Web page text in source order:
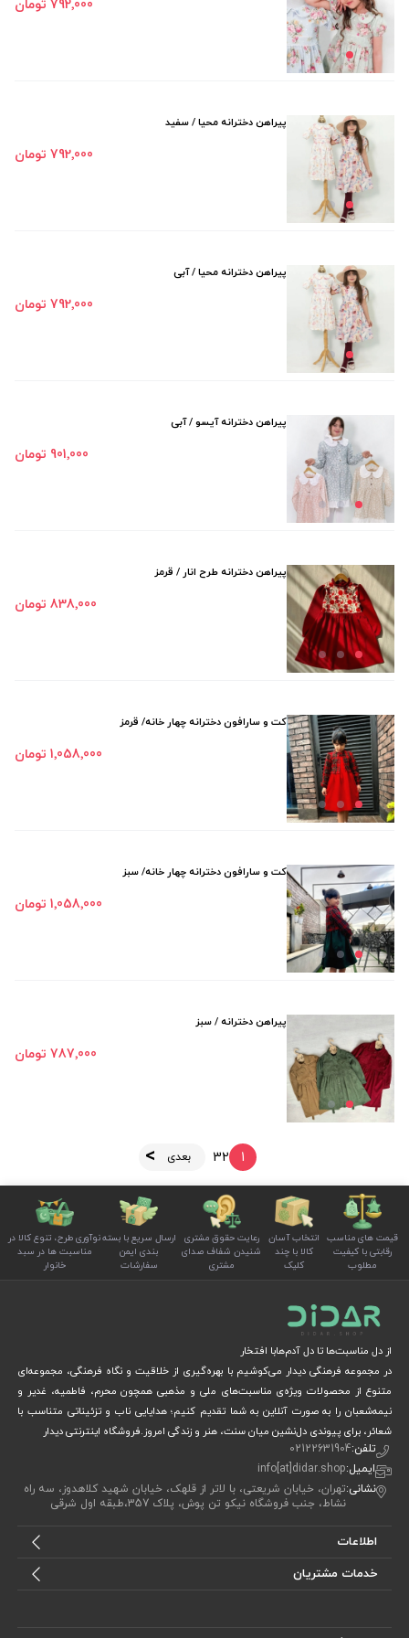
792٬000 تومان
پیراهن دخترانه محیا / سفید
792٬000 تومان
پیراهن دخترانه محیا / آبی
792٬000 تومان
پیراهن دخترانه آیسو / آبی
901٬000 تومان
پیراهن دخترانه طرح انار / قرمز
838٬000 تومان
کت و سارافون دخترانه چهار خانه/ قرمز
1٬058٬000 تومان
کت و سارافون دخترانه چهار خانه/ سبز
1٬058٬000 تومان
پیراهن دخترانه / سبز
787٬000 تومان
1
2
3 بعدی
قیمت های مناسب
رقابتی با کیفیت
مطلوب
انتخاب آسان
کالا با چند
کلیک
رعایت حقوق مشتری
شنیدن شفاف صدای
مشتری
ارسال سریع با بسته
بندی ایمن
سفارشات
نوآوری طرح، تنوع کالا در
مناسبت ها در سبد
خانوار
از دل مناسبت‌ها تا دل آدم‌هابا افتخار
در مجموعه فرهنگی دیدار می‌کوشیم با بهره‌گیری از خلاقیت و نگاه فرهنگی، مجموعه‌ای
متنوع از محصولات ویژه‌ی مناسبت‌های ملی و مذهبی همچون محرم، فاطمیه، غدیر و
نیمه‌شعبان را به صورت آنلاین به شما تقدیم کنیم؛ هدایایی ناب و تزئیناتی متناسب با
شعائر، برای پیوندی دل‌نشین میان سنت، هنر و زندگی امروز.فروشگاه اینترنتی دیدار
تلفن:02122631904
ایمیل:info[at]didar.shop
نشانی:تهران، خیابان شریعتی، با لاتر از قلهک، خیابان شهید کلاهدوز، سه راه
نشاط، جنب فروشگاه نیکو تن پوش، پلاک 357،طبقه اول شرقی
اطلاعات
خدمات مشتریان